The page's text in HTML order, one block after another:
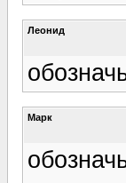
Леонид
Марк